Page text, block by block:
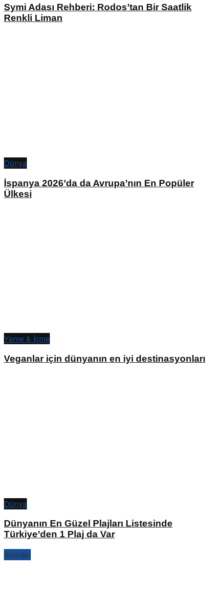
Symi Adası Rehberi: Rodos’tan Bir Saatlik
Renkli Liman
Dünya
İspanya 2026’da da Avrupa’nın En Popüler
Ülkesi
Yeme & İçme
Veganlar için dünyanın en iyi destinasyonları
Dünya
Dünyanın En Güzel Plajları Listesinde
Türkiye’den 1 Plaj da Var
Sonraki